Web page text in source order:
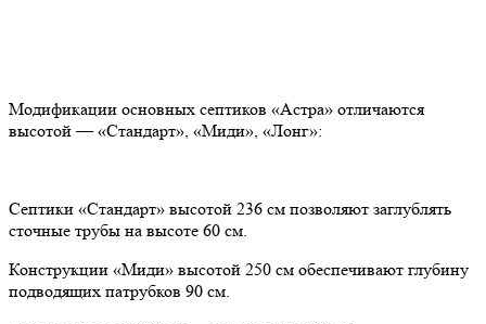
Модификации основных септиков «Астра» отличаются
высотой — «Стандарт», «Миди», «Лонг»:
Септики «Стандарт» высотой 236 см позволяют заглублять
сточные трубы на высоте 60 см.
Конструкции «Миди» высотой 250 см обеспечивают глубину
подводящих патрубков 90 см.